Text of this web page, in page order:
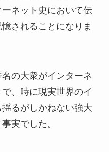
ネット史において伝
されることになりま
の大衆がインターネ
、時に現実世界のイ
るがしかねない強大
実でした。